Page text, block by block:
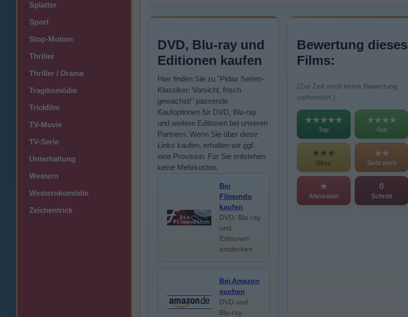
>Splatter
>Sport
>Stop-Motion
>Thriller
>Thriller / Drama
>Tragikomödie
>Trickfilm
>TV-Movie
>TV-Serie
>Unterhaltung
>Western
>Westernkomödie
>Zeichentrick
DVD, Blu-ray und
Editionen kaufen
Hier finden Sie zu "Pidax Serien-
Klassiker: Vorsicht, frisch
gewachst!" passende
Kaufoptionen für DVD, Blu-ray
und weitere Editionen bei unseren
Partnern. Wenn Sie über diese
Links kaufen, erhalten wir ggf.
eine Provision. Für Sie entstehen
keine Mehrkosten.
Bei
Filmundo
kaufen
DVD, Blu-ray
und
Editionen
entdecken
Bei Amazon
suchen
DVD und
Blu-ray
Bewertung dieses
Films:
(Zur Zeit noch keine Bewertung
vorhanden.)
★★★★★
Top
★★★★
Gut
★★★
Okay
★★
Geht noch
★
Abzuraten
0
Schrott